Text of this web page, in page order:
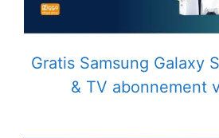
Gratis Samsung Galaxy
& TV abonnement